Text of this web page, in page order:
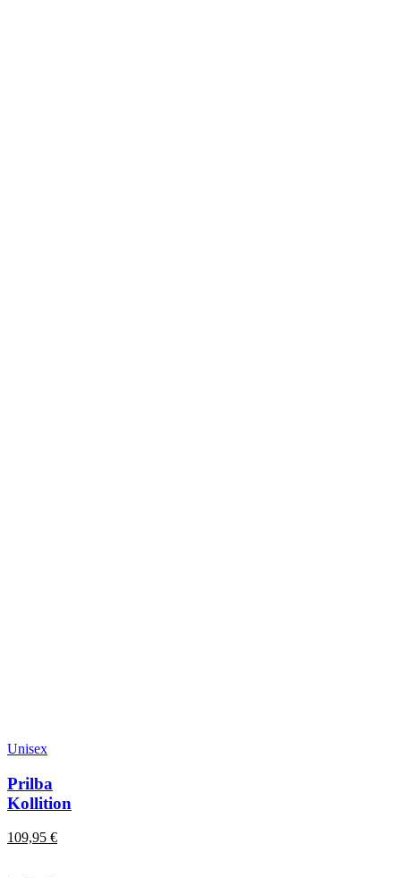
Unisex
Prilba
Kollition
109,95 €